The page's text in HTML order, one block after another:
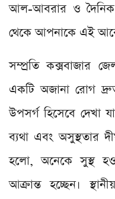
আল-আবরার ও দৈনিক
থেকে আপনাকে এই
সম্প্রতি কক্সবাজার
একটি অজানা রোগ
উপসর্গ হিসেবে দেখা
ব্যথা এবং অসুস্থতার
হলো, অনেকে সুস্থ
আক্রান্ত হচ্ছেন।